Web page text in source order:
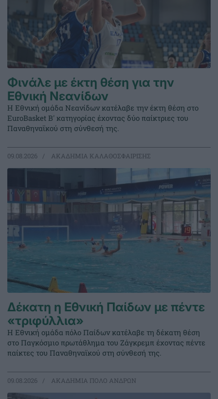
Φινάλε με έκτη θέση για την
Εθνική Νεανίδων
Η Εθνική ομάδα Νεανίδων κατέλαβε την έκτη θέση στο
EuroBasket Β' κατηγορίας έχοντας δύο παίκτριες του
Παναθηναϊκού στη σύνθεσή της.
09.08.2026 ΑΚΑΔΗΜΙΑ ΚΑΛΑΘΟΣΦΑΙΡΙΣΗΣ
Δέκατη η Εθνική Παίδων με πέντε
«τριφύλλια»
Η Εθνική ομάδα πόλο Παίδων κατέλαβε τη δέκατη θέση
στο Παγκόσμιο πρωτάθλημα του Ζάγκρεμπ έχοντας πέντε
παίκτες του Παναθηναϊκού στη σύνθεσή της.
09.08.2026 ΑΚΑΔΗΜΙΑ ΠΟΛΟ ΑΝΔΡΩΝ